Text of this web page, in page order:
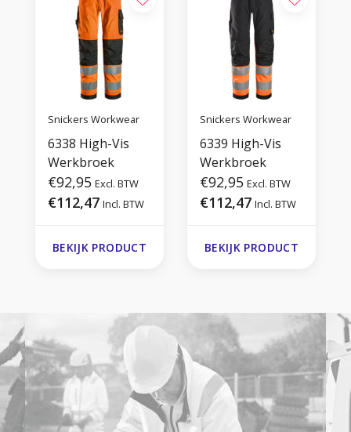
Snickers Workwear
6338 High-Vis
Werkbroek
€92,95 Excl. BTW
€112,47 Incl. BTW
BEKIJK PRODUCT
Snickers Workwear
6339 High-Vis
Werkbroek
€92,95 Excl. BTW
€112,47 Incl. BTW
BEKIJK PRODUCT